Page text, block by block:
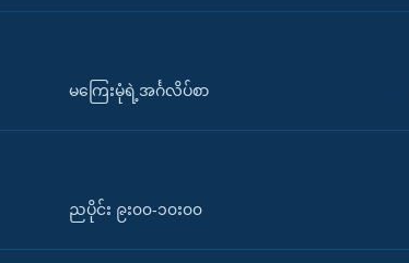
မကြေးမုံရဲ့အင်္ဂလိပ်စာ
ညပိုင်း ၉း၀၀-၁၀း၀၀